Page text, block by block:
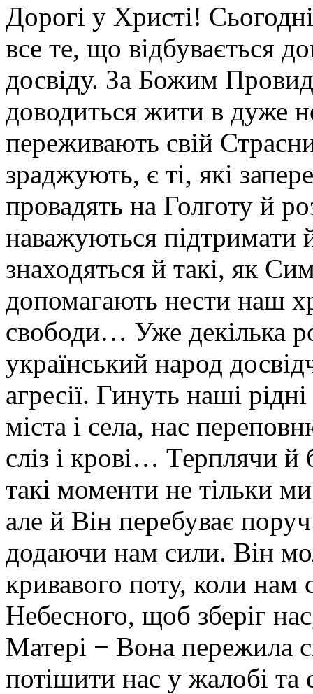
Дорогі у Христі!
все те, що відбувається
досвіду. За Божим
доводиться жити в дуже
переживають свій
зраджують, є ті, які
провадять на Голготу й
наважуються підтримати
знаходяться й такі, як
допомагають нести наш
свободи… Уже декілька
український народ
агресії. Гинуть наші
міста і села, нас
сліз і крові… Терплячи
такі моменти не тільки
але й Він перебуває
додаючи нам сили. Він
кривавого поту, коли
Небесного, щоб зберіг
Матері − Вона пережила
потішити нас у жалобі та